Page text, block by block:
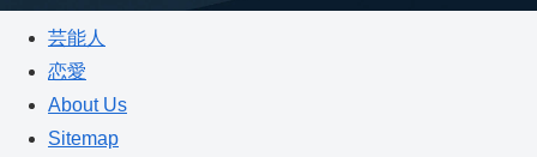
芸能人
恋愛
About Us
Sitemap